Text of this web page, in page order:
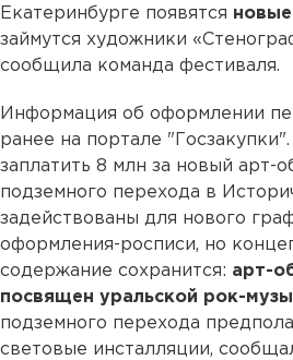
Екатеринбурге появятся
займутся художники
сообщила команда фестиваля.
Информация об оформлении
ранее на портале
заплатить 8 млн за новый арт-
подземного перехода в
задействованы для нового
оформления-росписи, но
содержание сохранится: арт-
посвящен уральской рок-
подземного перехода
световые инсталляции,